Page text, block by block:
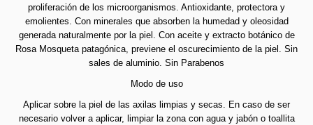
proliferación de los microorganismos. Antioxidante, protectora y
emolientes. Con minerales que absorben la humedad y oleosidad
generada naturalmente por la piel. Con aceite y extracto botánico de
Rosa Mosqueta patagónica, previene el oscurecimiento de la piel. Sin
sales de aluminio. Sin Parabenos
Modo de uso
Aplicar sobre la piel de las axilas limpias y secas. En caso de ser
necesario volver a aplicar, limpiar la zona con agua y jabón o toallita